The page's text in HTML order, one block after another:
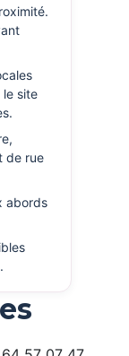
site
de rue
abords